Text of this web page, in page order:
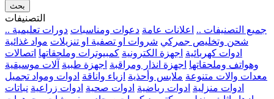
بحث
التصنيفات
.. جميع التصنيفات ..
اعلانات عامة دعوات ومناسبات دورات تعليمية
شحن وتخليص جمركي شروات او تصفية او تنزيلات مواد غذائية
ادوات كهربائية اجهزة الكترونية كمبيوترات وملحقاتها اتصالات
وهواتف وملحقاتها اجهزة انذار ومراقبة اجهزة طبية آلات موسيقية
معدات والات متنوعة ملابس وأحذية ازياء واناقة ادوات ومواد تجميل
ادوات منزلية ادوات رياضية ادوات صحية ادوات زراعية نباتات